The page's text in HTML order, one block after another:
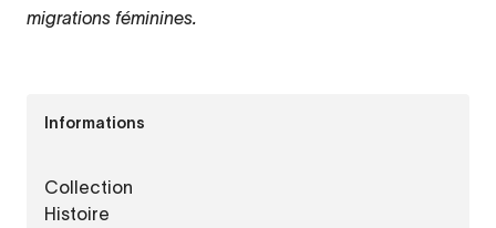
migrations féminines.
Informations
Collection
Histoire